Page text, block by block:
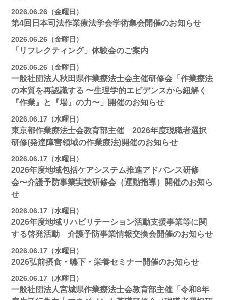
2026.06.26（金曜日）
第4回日本司法作業療法学会学術集会開催のお知らせ
2026.06.26（金曜日）
「リフレクティング」体験会のご案内
2026.06.26（金曜日）
一般社団法人秋田県作業療法士会主催研修会「作業療法
の本質を再認識する 〜生理学的エビデンスから紐解く
『作業』と『場』の力〜」開催のお知らせ
2026.06.17（水曜日）
東京都作業療法士会教育部主催 2026年度現職者選択
研修(発達障害領域の作業療法)開催のお知らせ
2026.06.17（水曜日）
2026年度地域包括ケアシステム推進アドバンス研修
会〜介護予防事業実技研修会（運動指導）開催のお知ら
せ
2026.06.17（水曜日）
2026年度地域リハビリテーション活動支援事業等に関
する啓発活動 介護予防事業情報交換会開催のお知らせ
2026.06.17（水曜日）
2026弘前摂食・嚥下・栄養セミナー開催のお知らせ
2026.06.17（水曜日）
一般社団法人宮城県作業療法士会教育部主催「令和8年